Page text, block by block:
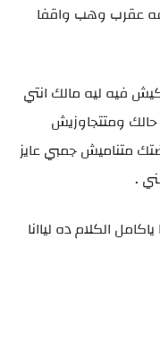
عقرب وهب واقفا
فيه ليه مالك انتي
ومتتجاوزيش
متناميش جمبي عايز
.
الكلام ده لياانا